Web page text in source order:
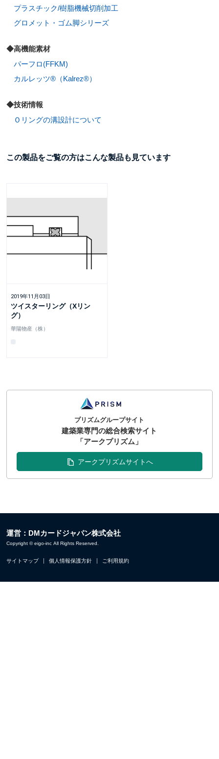
プラスチック/樹脂機械切削加工
グロメット・ゴム脚シリーズ
◆高機能素材
パーフロ(FFKM)
カルレッツ®（Kalrez®）
◆技術情報
Ｏリングの溝設計について
この製品をご覧の方はこんな製品も見ています
2019年11月03日
ツイスターリング（Xリン
グ）
華陽物産（株）
プリズムグループサイト
建築業専門の総合検索サイト
「アークプリズム」
アークプリズムサイトへ
運営：DMカードジャパン株式会社
Copyright © eigo-inc All Rights Reserved.
サイトマップ 個人情報保護方針 ご利用規約